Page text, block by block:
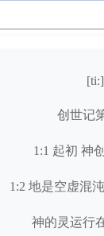
[ti:]
创世记
1:1 起初 神
1:2 地是空虚混
神的灵运行